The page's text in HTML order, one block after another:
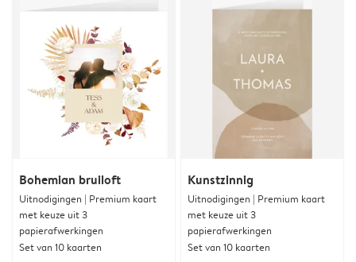
Bohemian bruiloft
Uitnodigingen | Premium kaart
met keuze uit 3
papierafwerkingen
Set van 10 kaarten
Kunstzinnig
Uitnodigingen | Premium kaart
met keuze uit 3
papierafwerkingen
Set van 10 kaarten